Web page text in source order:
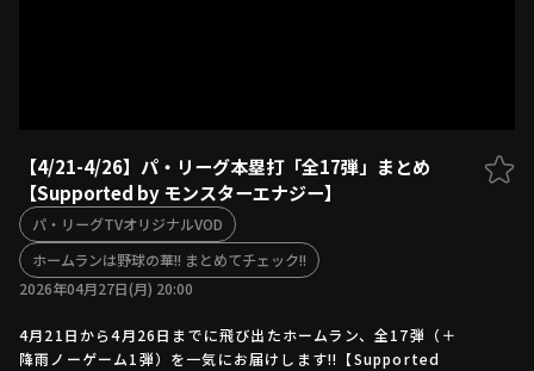
ファーム東地区
ファーム中地区
ファーム西地区
交流戦
選手名鑑
選手名鑑トップ
北海道日本ハムファイターズ
東北楽天ゴールデンイーグルス
埼玉西武ライオンズ
千葉ロッテマリーンズ
オリックス・バファローズ
ニュース
設定
【4/21-4/26】パ・リーグ本塁打「全17弾」まとめ
【Supported by モンスターエナジー】
パ・リーグTVオリジナルVOD
ホームランは野球の華!! まとめてチェック!!
2026年04月27日(月) 20:00
4月21日から4月26日までに飛び出たホームラン、全17弾（＋
降雨ノーゲーム1弾）を一気にお届けします!!【Supported